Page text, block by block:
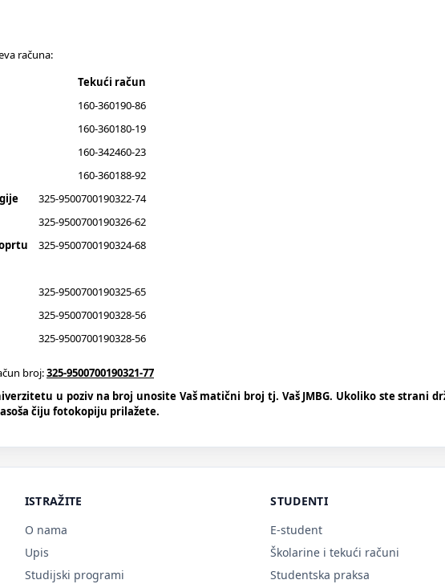
računa:
Tekući račun
160-360190-86
160-360180-19
160-342460-23
160-360188-92
325-9500700190322-74
325-9500700190326-62
325-9500700190324-68
325-9500700190325-65
325-9500700190328-56
325-9500700190328-56
broj:325-9500700190321-77
u poziv na broj unosite Vaš matični broj tj. Vaš JMBG. Ukoliko ste strani
čiju fotokopiju prilažete.
ISTRAŽITE
O nama
Upis
Studijski programi
STUDENTI
E-student
Školarine i tekući računi
Studentska praksa